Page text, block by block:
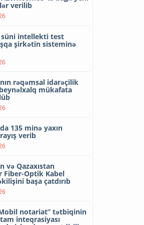
verilib
süni intellekti test
şirkətin sisteminə
rəqəmsal idarəçilik
mükafata
135 minə yaxın
verib
və Qazaxıstan
Fiber-Optik Kabel
başa çatdırıb
notariat” tətbiqinin
inteqrasiyası